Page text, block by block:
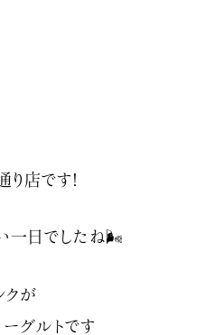
店です！
一日でしたね🌬
クが
グルトです